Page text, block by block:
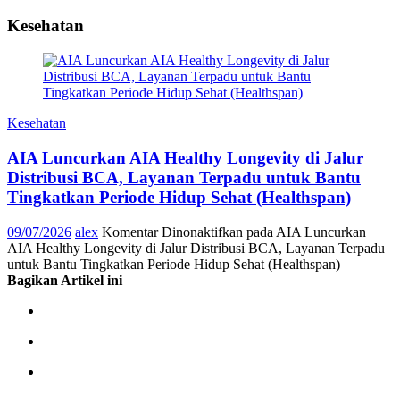
Kesehatan
Kesehatan
AIA Luncurkan AIA Healthy Longevity di Jalur
Distribusi BCA, Layanan Terpadu untuk Bantu
Tingkatkan Periode Hidup Sehat (Healthspan)
09/07/2026 alex Komentar Dinonaktifkan pada AIA Luncurkan
AIA Healthy Longevity di Jalur Distribusi BCA, Layanan Terpadu
untuk Bantu Tingkatkan Periode Hidup Sehat (Healthspan)
Bagikan Artikel ini